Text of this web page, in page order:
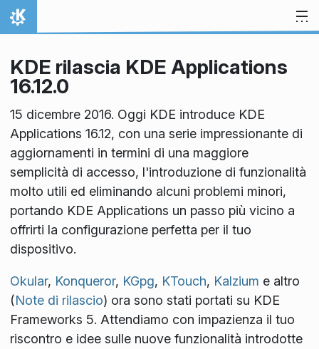
Passa al contenuto
Pagina iniziale
KDE rilascia KDE Applications
16.12.0
15 dicembre 2016. Oggi KDE introduce KDE
Applications 16.12, con una serie impressionante di
aggiornamenti in termini di una maggiore
semplicità di accesso, l'introduzione di funzionalità
molto utili ed eliminando alcuni problemi minori,
portando KDE Applications un passo più vicino a
offrirti la configurazione perfetta per il tuo
dispositivo.
Okular, Konqueror, KGpg, KTouch, Kalzium e altro
(Note di rilascio) ora sono stati portati su KDE
Frameworks 5. Attendiamo con impazienza il tuo
riscontro e idee sulle nuove funzionalità introdotte